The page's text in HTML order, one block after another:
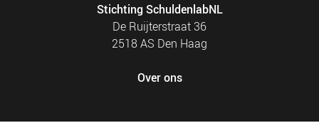
Stichting SchuldenlabNL
De Ruijterstraat 36
2518 AS Den Haag
Over ons